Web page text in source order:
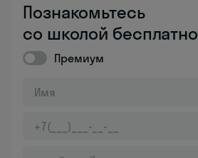
Познакомьтесь
со школой бесплатно
Премиум